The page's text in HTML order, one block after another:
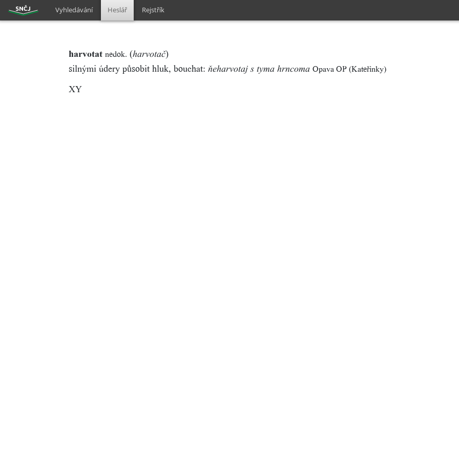
Vyhledávání Heslář Rejstřík
harvotat nedok. (harvotač)
silnými údery působit hluk, bouchat: ňeharvotaj s tyma hrncoma Opava OP (Kateřinky)
XY